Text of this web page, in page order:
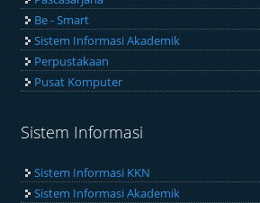
Be - Smart
Sistem Informasi Akademik
Perpustakaan
Pusat Komputer
Sistem Informasi
Sistem Informasi KKN
Sistem Informasi Akademik